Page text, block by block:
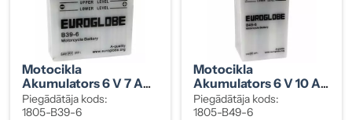
Motocikla
Akumulators 6 V 7 Ah
126×48×127 Mm -/+
Piegādātāja kods:
1805-B39-6
Motocikla
Akumulators 6 V 10 Ah
91×83×162 Mm +/-
Piegādātāja kods:
1805-B49-6